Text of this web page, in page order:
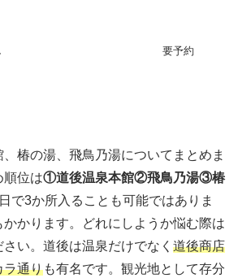
要予約
椿の湯、飛鳥乃湯についてまとめま
順位は①道後温泉本館②飛鳥乃湯③椿
で3か所入ることも可能ではありま
かります。どれにしようか悩む際は
い。道後は温泉だけでなく 道後商店
ラ通りも有名です。観光地として存分